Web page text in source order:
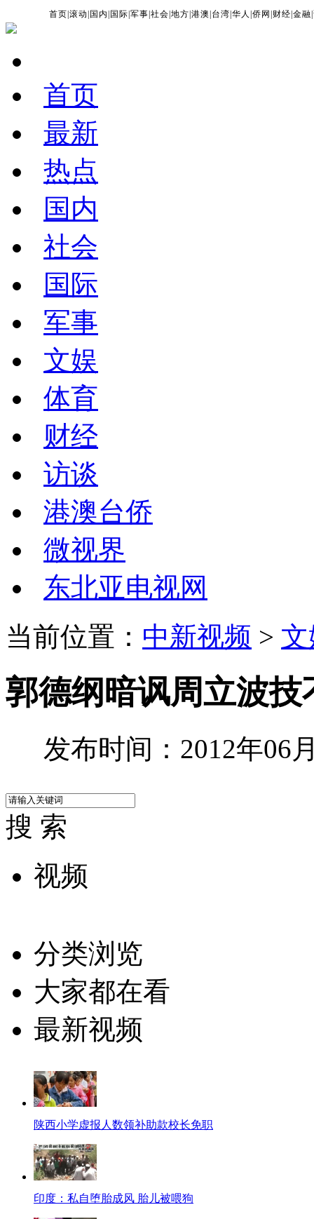
首页 |滚动 国内 国际 |军事 |社会 |地方 |港澳 台湾 |华人 |侨网 财经 |金融 |
首页
最新
热点
国内
社会
国际
军事
文娱
体育
财经
访谈
港澳台侨
微视界
东北亚电视网
当前位置： 中新视频 >
郭德纲暗讽周立波技
发布时间：2012年06
搜 索
视频
分类浏览
大家都在看
最新视频
陕西小学虚报人数领补助款校长免职
印度：私自堕胎成风 胎儿被喂狗